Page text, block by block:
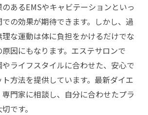
あるEMSやキャビテーションといっ
の効果が期待できます。しかし、過
な運動は体に負担をかけるだけでな
因にもなります。エステサロンで
ライフスタイルに合わせた、安心で
方法を提供しています。最新ダイエ
門家に相談し、自分に合わせたプラ
です。